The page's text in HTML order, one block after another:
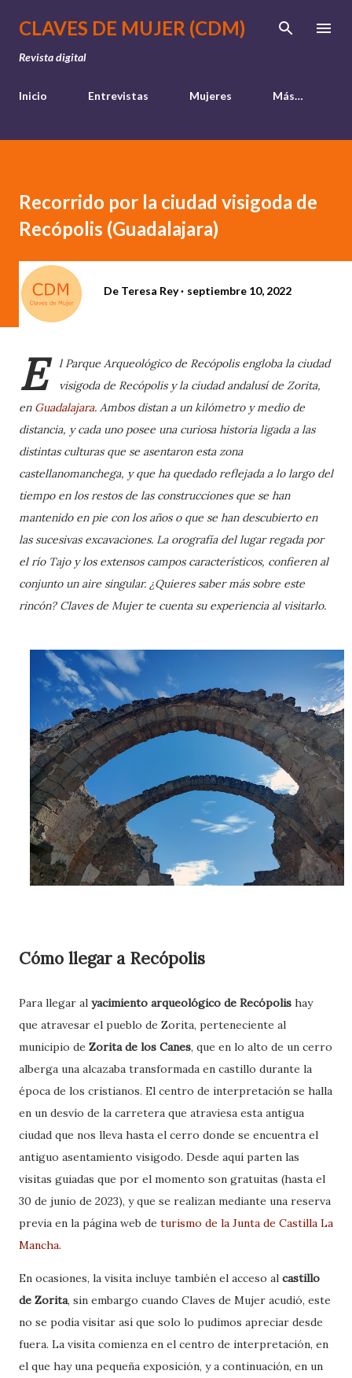
Ir al contenido principal
CLAVES DE MUJER (CDM)
Revista digital
Inicio Entrevistas Mujeres Más…
Recorrido por la ciudad visigoda de
Recópolis (Guadalajara)
De Teresa Rey septiembre 10, 2022
E
l Parque Arqueológico de Recópolis engloba la ciudad
visigoda de Recópolis y la ciudad andalusí de Zorita,
en Guadalajara. Ambos distan a un kilómetro y medio de
distancia, y cada uno posee una curiosa historia ligada a las
distintas culturas que se asentaron esta zona
castellanomanchega, y que ha quedado reflejada a lo largo del
tiempo en los restos de las construcciones que se han
mantenido en pie con los años o que se han descubierto en
las sucesivas excavaciones. La orografía del lugar regada por
el río Tajo y los extensos campos característicos, confieren al
conjunto un aire singular. ¿Quieres saber más sobre este
rincón? Claves de Mujer te cuenta su experiencia al visitarlo.
Cómo llegar a Recópolis
Para llegar al yacimiento arqueológico de Recópolis hay
que atravesar el pueblo de Zorita, perteneciente al
municipio de Zorita de los Canes, que en lo alto de un cerro
alberga una alcazaba transformada en castillo durante la
época de los cristianos. El centro de interpretación se halla
en un desvío de la carretera que atraviesa esta antigua
ciudad que nos lleva hasta el cerro donde se encuentra el
antiguo asentamiento visigodo. Desde aquí parten las
visitas guiadas que por el momento son gratuitas (hasta el
30 de junio de 2023), y que se realizan mediante una reserva
previa en la página web de turismo de la Junta de Castilla La
Mancha.
En ocasiones, la visita incluye también el acceso al castillo
de Zorita, sin embargo cuando Claves de Mujer acudió, este
no se podía visitar así que solo lo pudimos apreciar desde
fuera. La visita comienza en el centro de interpretación, en
el que hay una pequeña exposición, y a continuación, en un